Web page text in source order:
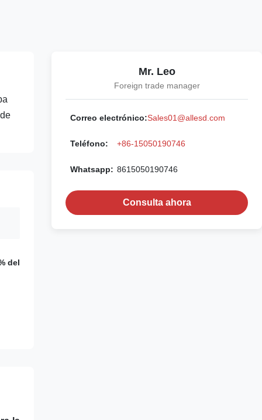
del
Mr. Leo
Foreign trade manager
Correo electrónico:Sales01@allesd.com
Teléfono: +86-15050190746
Whatsapp: 8615050190746
Consulta ahora